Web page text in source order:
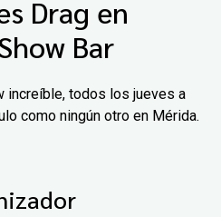
Drag en
Bar
increíble, todos los jueves a
como ningún otro en Mérida.